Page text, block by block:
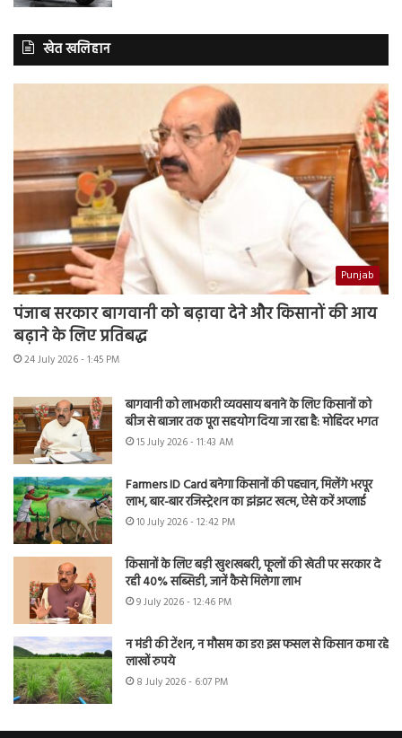
खेत खलिहान
Punjab
पंजाब सरकार बागवानी को बढ़ावा देने और किसानों की आय
बढ़ाने के लिए प्रतिबद्ध
24 July 2026 - 1:45 PM
बागवानी को लाभकारी व्यवसाय बनाने के लिए किसानों को
बीज से बाजार तक पूरा सहयोग दिया जा रहा है: मोहिंदर भगत
15 July 2026 - 11:43 AM
Farmers ID Card बनेगा किसानों की पहचान, मिलेंगे भरपूर
लाभ, बार-बार रजिस्ट्रेशन का झंझट खत्म, ऐसे करें अप्लाई
10 July 2026 - 12:42 PM
किसानों के लिए बड़ी खुशखबरी, फूलों की खेती पर सरकार दे
रही 40% सब्सिडी, जानें कैसे मिलेगा लाभ
9 July 2026 - 12:46 PM
न मंडी की टेंशन, न मौसम का डर! इस फसल से किसान कमा रहे
लाखों रुपये
8 July 2026 - 6:07 PM